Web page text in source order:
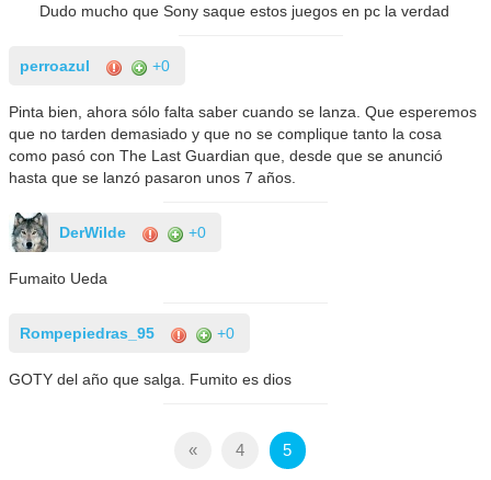
Dudo mucho que Sony saque estos juegos en pc la verdad
perroazul +0
Pinta bien, ahora sólo falta saber cuando se lanza. Que esperemos
que no tarden demasiado y que no se complique tanto la cosa
como pasó con The Last Guardian que, desde que se anunció
hasta que se lanzó pasaron unos 7 años.
DerWilde +0
Fumaito Ueda
Rompepiedras_95 +0
GOTY del año que salga. Fumito es dios
« 4 5